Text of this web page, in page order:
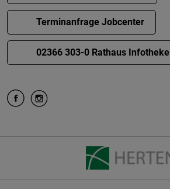
Terminanfrage Jobcenter
02366 303-0 Rathaus Infotheke